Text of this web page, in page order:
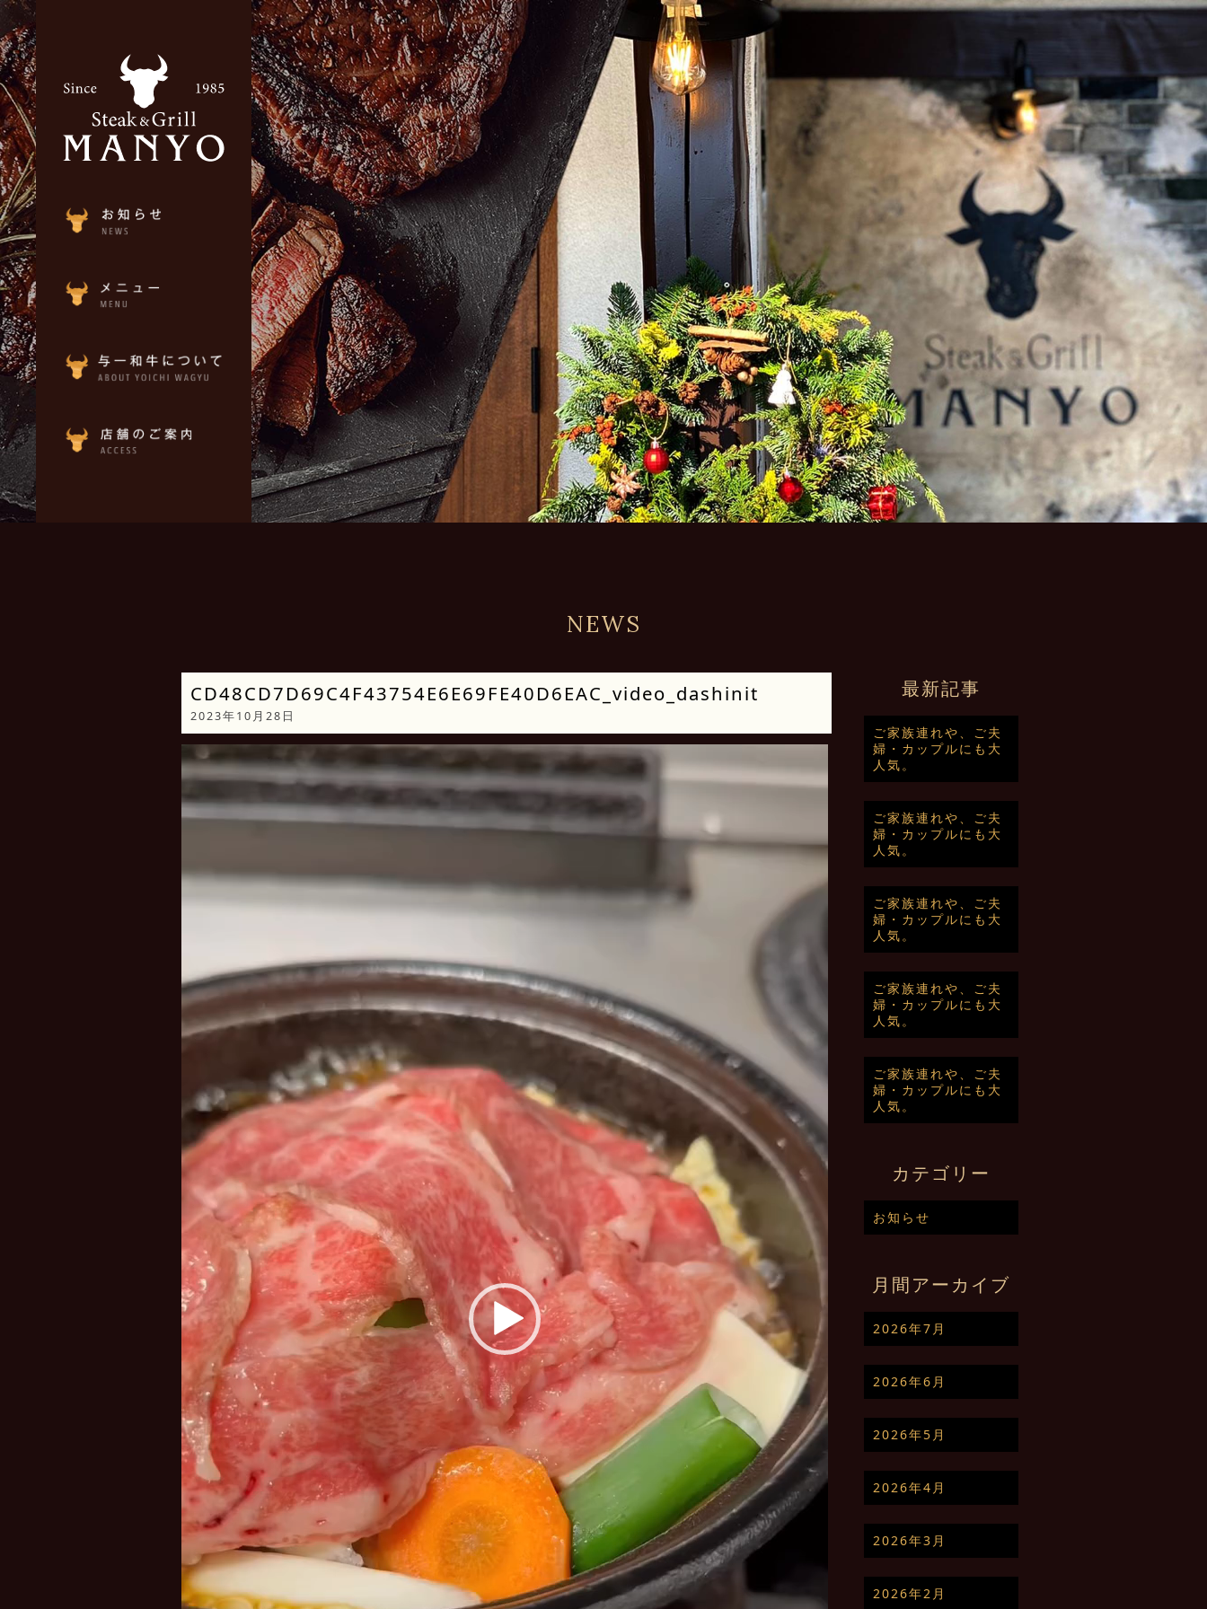
NEWS
CD48CD7D69C4F43754E6E69FE40D6EAC_video_dashinit
2023年10月28日
画
プ
レ
最新記事
ご家族連れや、ご夫
婦・カップルにも大
人気。
ご家族連れや、ご夫
婦・カップルにも大
人気。
ご家族連れや、ご夫
婦・カップルにも大
人気。
ご家族連れや、ご夫
婦・カップルにも大
人気。
ご家族連れや、ご夫
婦・カップルにも大
人気。
カテゴリー
お知らせ
月間アーカイブ
2026年7月
2026年6月
2026年5月
2026年4月
2026年3月
2026年2月